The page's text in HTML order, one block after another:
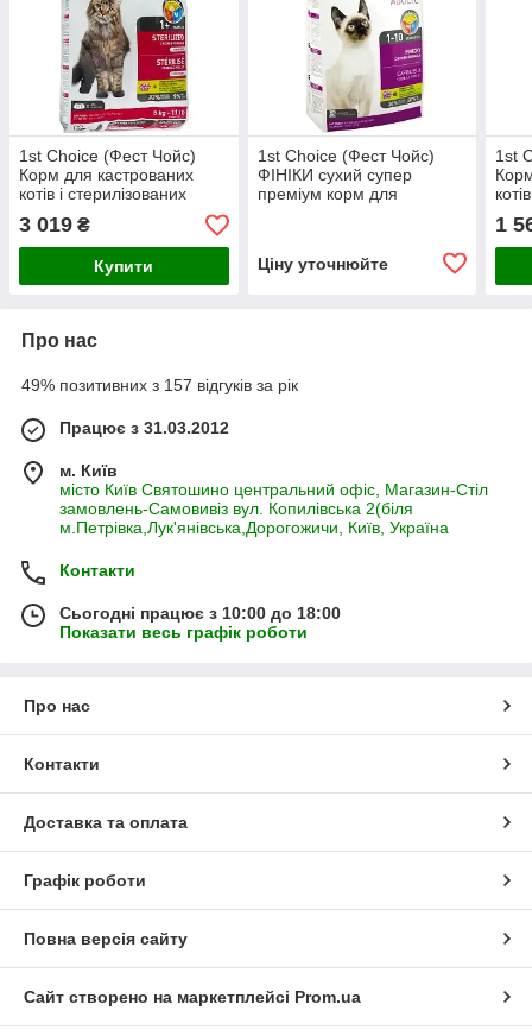
1st Choice (Фест Чойс)
Корм для кастрованих
котів і стерилізованих
3 019 ₴
Купити
1st Choice (Фест Чойс)
ФІНІКИ сухий супер
преміум корм для
Ціну уточнюйте
1st
1
Про нас
49% позитивних з 157 відгуків за рік
Працює з 31.03.2012
м. Київ
місто Київ Святошино центральний офіс, Магазин-Стіл
замовлень-Самовивіз вул. Копилівська 2(біля
м.Петрівка,Лук'янівська,Дорогожичи, Київ, Україна
Контакти
Сьогодні працює з 10:00 до 18:00
Показати весь графік роботи
Про нас
Контакти
Доставка та оплата
Графік роботи
Повна версія сайту
Сайт створено на маркетплейсі Prom.ua